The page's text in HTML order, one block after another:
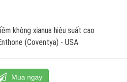
không xianua hiệu suất cao
(Coventya) - USA
Mua ngay